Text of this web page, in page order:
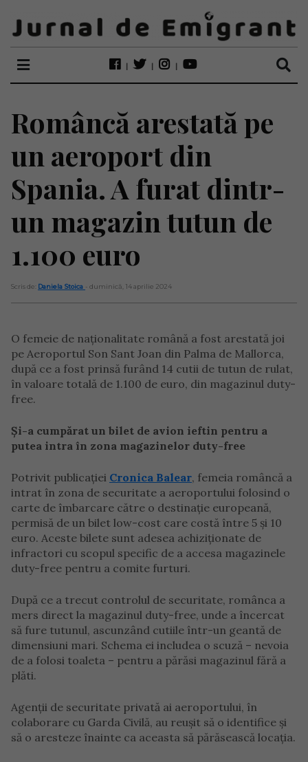
Româncă arestată pe
un aeroport din
Spania. A furat dintr-
un magazin tutun de
1.100 euro
Scris de: Daniela Stoica - duminică, 14 aprilie 2024
O femeie de naționalitate română a fost arestată joi
pe Aeroportul Son Sant Joan din Palma de Mallorca,
după ce a fost prinsă furând 14 cutii de tutun de rulat,
în valoare totală de 1.100 de euro, din magazinul duty-
free.
Și-a cumpărat un bilet de avion ieftin pentru a
putea intra în zona magazinelor duty-free
Potrivit publicației Cronica Balear, femeia româncă a
intrat în zona de securitate a aeroportului folosind o
carte de îmbarcare către o destinație europeană,
permisă de un bilet low-cost care costă între 5 și 10
euro. Aceste bilete sunt adesea achiziționate de
infractori cu scopul specific de a accesa magazinele
duty-free pentru a comite furturi.
După ce a trecut controlul de securitate, românca a
mers direct la magazinul duty-free, unde a încercat
să fure tutunul, ascunzând cutiile într-un geantă de
dimensiuni mari. Schema ei includea o scuză – nevoia
de a folosi toaleta – pentru a părăsi magazinul fără a
plăti.
Agenții de securitate privată ai aeroportului, în
colaborare cu Garda Civilă, au reușit să o identifice și
să o aresteze înainte ca aceasta să părăsească locația.